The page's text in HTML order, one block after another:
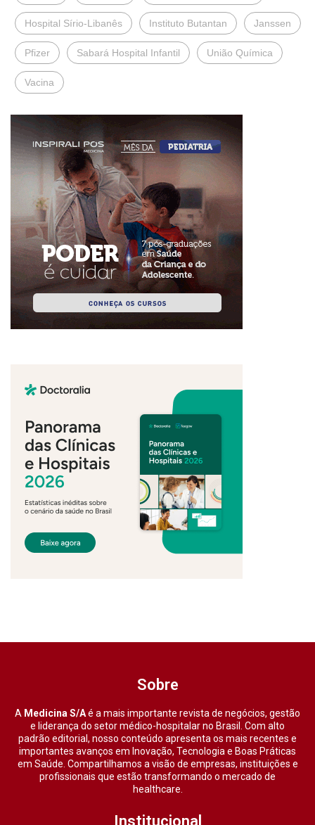
Hospital Sírio-Libanês Instituto Butantan Janssen
Pfizer Sabará Hospital Infantil União Química
Vacina
Sobre
A Medicina S/Aé a mais importante revista de negócios, gestão
e liderança do setor médico-hospitalar no Brasil. Com alto
padrão editorial, nosso conteúdo apresenta os mais recentes e
importantes avanços em Inovação, Tecnologia e Boas Práticas
em Saúde. Compartilhamos a visão de empresas, instituições e
profissionais que estão transformando o mercado de
healthcare.
Institucional